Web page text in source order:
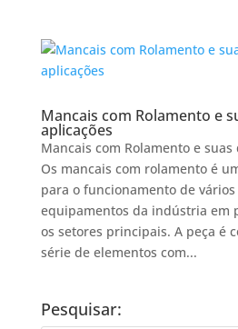
Mancais com Rolamento e
aplicações
Mancais com Rolamento e
Os mancais com rolamento é
para o funcionamento de
equipamentos da indústria em
os setores principais. A peça é
série de elementos com...
Pesquisar: